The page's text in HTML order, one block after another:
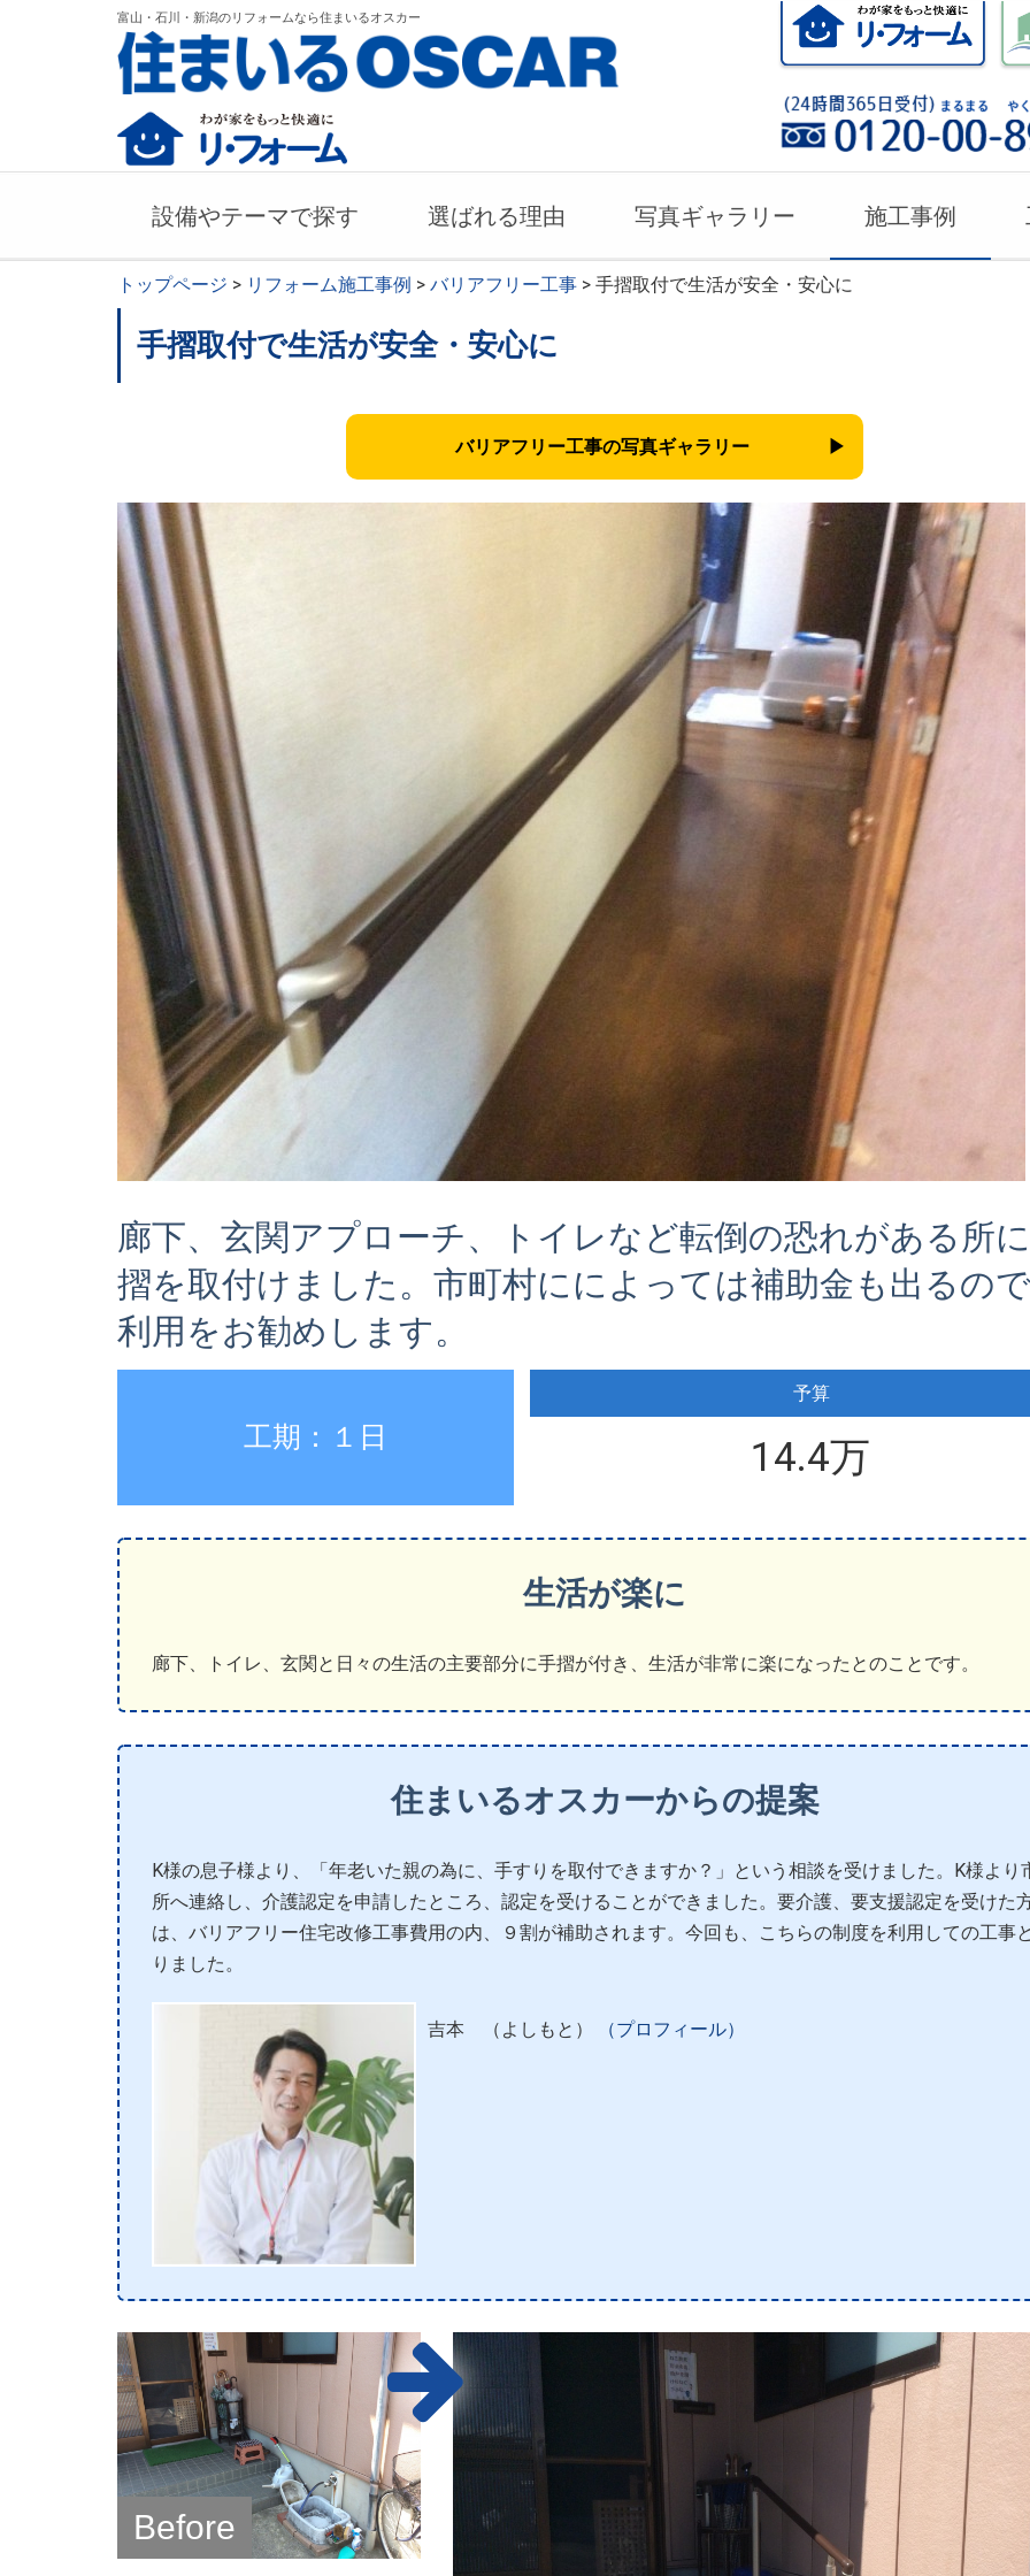
富山・石川・新潟のリフォームなら住まいるオスカー
設備やテーマで探す 選ばれる理由 写真ギャラリー 施工事例
トップページ > リフォーム施工事例 > バリアフリー工事 > 手摺取付で生活が安全・安心に
手摺取付で生活が安全・安心に
バリアフリー工事の写真ギャラリー
廊下、玄関アプローチ、トイレなど転倒の恐れがある所
摺を取付けました。市町村にによっては補助金も出るの
利用をお勧めします。
工期：１日
予算
14.4万
生活が楽に
廊下、トイレ、玄関と日々の生活の主要部分に手摺が付き、生活が非常に楽になったとのことです。
住まいるオスカーからの提案
K様の息子様より、「年老いた親の為に、手すりを取付できますか？」という相談を受けました。K様より
所へ連絡し、介護認定を申請したところ、認定を受けることができました。要介護、要支援認定を受けた
は、バリアフリー住宅改修工事費用の内、９割が補助されます。今回も、こちらの制度を利用しての工事
りました。
吉本 （よしもと） （プロフィール）